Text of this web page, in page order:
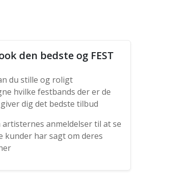
den bedste og FEST
du stille og roligt
hvilke festbands der er de
dig det bedste tilbud
anmeldelser til at se
kunder har sagt om deres